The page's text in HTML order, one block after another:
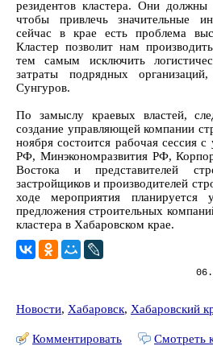
резидентов кластера. Они
чтобы привлечь значительные
сейчас в крае есть проблема
Кластер позволит нам
тем самым исключить
затраты подрядных
Сунгуров.
По замыслу краевых властей,
создание управляющей компании
ноября состоится рабочая сессия
РФ, Минэкономразвития РФ,
Востока и представителей
застройщиков и производителей
ходе мероприятия планируется
предложения строительных
кластера в Хабаровском крае.
Новости, Хабаровск, Хабаровский
Комментировать Смотреть